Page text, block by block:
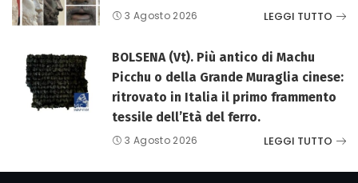
3 Agosto 2026 LEGGI TUTTO
BOLSENA (Vt). Più antico di Machu
Picchu o della Grande Muraglia cinese:
ritrovato in Italia il primo frammento
tessile dell’Età del ferro.
3 Agosto 2026 LEGGI TUTTO